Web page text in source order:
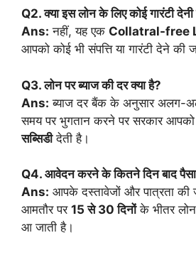
Q2. क्या इस लोन के लिए कोई गारंटी
Ans: नहीं, यह एक Collatral-free
आपको कोई भी संपत्ति या गारंटी देने की
Q3. लोन पर ब्याज की दर क्या है?
Ans: ब्याज दर बैंक के अनुसार अलग-
समय पर भुगतान करने पर सरकार आपको
सब्सिडीदेती है।
Q4. आवेदन करने के कितने दिन बाद पैसा
Ans: आपके दस्तावेजों और पात्रता की
आमतौर पर 15 से 30 दिनोंके भीतर
आ जाती है।